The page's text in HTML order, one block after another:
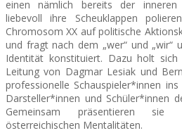
einen nämlich bereits der
liebevoll ihre Scheuklappen
Chromosom XX auf politische
und fragt nach dem „wer“ und „wir“
Identität konstituiert. Dazu holt
Leitung von Dagmar Lesiak und
professionelle Schauspieler*innen
Darsteller*innen und Schüler*innen
Gemeinsam präsentieren sie
österreichischen Mentalitäten.